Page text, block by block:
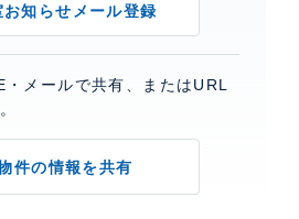
お知らせメール登録
メールで共有、またはURL
件の情報を共有